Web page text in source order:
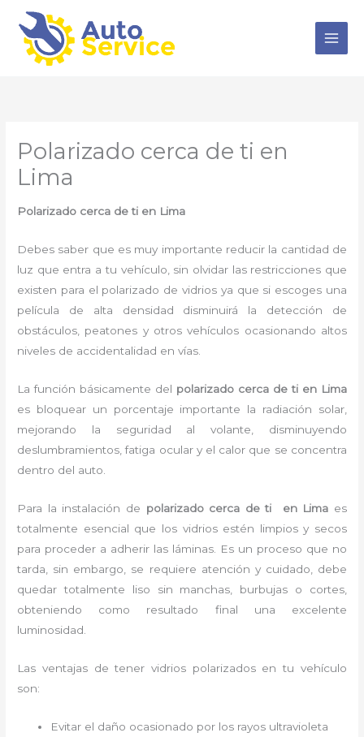
contenido
Polarizado cerca de ti en
Lima
Polarizado cerca de ti en Lima
Debes saber que es muy importante reducir la cantidad de
luz que entra a tu vehículo, sin olvidar las restricciones que
existen para el polarizado de vidrios ya que si escoges una
película de alta densidad disminuirá la detección de
obstáculos, peatones y otros vehículos ocasionando altos
niveles de accidentalidad en vías.
La función básicamente del polarizado cerca de ti en Lima
es bloquear un porcentaje importante la radiación solar,
mejorando la seguridad al volante, disminuyendo
deslumbramientos, fatiga ocular y el calor que se concentra
dentro del auto.
Para la instalación de polarizado cerca de ti en Lima es
totalmente esencial que los vidrios estén limpios y secos
para proceder a adherir las láminas. Es un proceso que no
tarda, sin embargo, se requiere atención y cuidado, debe
quedar totalmente liso sin manchas, burbujas o cortes,
obteniendo como resultado final una excelente
luminosidad.
Las ventajas de tener vidrios polarizados en tu vehículo
son:
Evitar el daño ocasionado por los rayos ultravioleta